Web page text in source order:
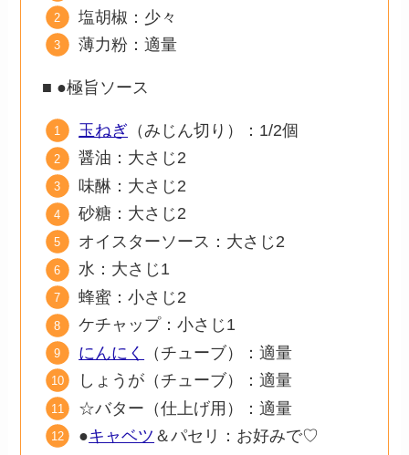
塩胡椒：少々
薄力粉：適量
■ ●極旨ソース
玉ねぎ （みじん切り）：1/2個
醤油：大さじ2
味醂：大さじ2
砂糖：大さじ2
オイスターソース：大さじ2
水：大さじ1
蜂蜜：小さじ2
ケチャップ：小さじ1
にんにく
（チューブ）：適量
しょうが（チューブ）：適量
☆バター（仕上げ用）：適量
●キャベツ ＆パセリ：お好みで♡